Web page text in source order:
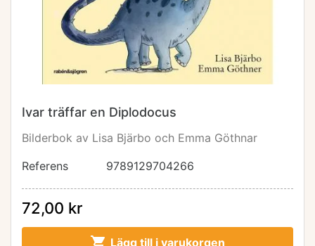
Ivar träffar en Diplodocus
Bilderbok av Lisa Bjärbo och Emma Göthnar
Referens
9789129704266
72,00 kr
 Lägg till i varukorgen